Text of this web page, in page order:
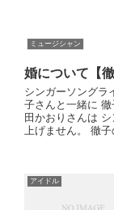
ミュージシャン
婚について【
シンガーソングラ
子さんと一緒に
田かおりさんは
上げません。 徹子
アイドル